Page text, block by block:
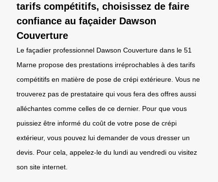
tarifs compétitifs, choisissez de faire
confiance au façaider Dawson
Couverture
Le façadier professionnel Dawson Couverture dans le 51
Marne propose des prestations irréprochables à des tarifs
compétitifs en matière de pose de crépi extérieure. Vous ne
trouverez pas de prestataire qui vous fera des offres aussi
alléchantes comme celles de ce dernier. Pour que vous
puissiez être informé du coût de votre pose de crépi
extérieur, vous pouvez lui demander de vous dresser un
devis. Pour cela, appelez-le du lundi au vendredi ou visitez
son site internet.